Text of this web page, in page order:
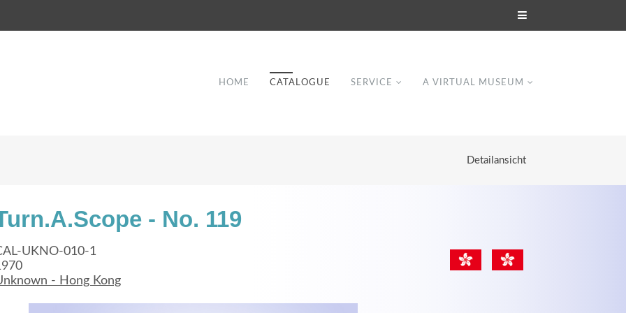
HOME CATALOGUE SERVICE A VIRTUAL MUSEUM
Detailansicht
- No. 119
UKNO-010-1
- Hong Kong
adipiscing elit. Aenean commodo ligula eget
dolor.
Lorem ipsum dolor sit amet, consectetuer